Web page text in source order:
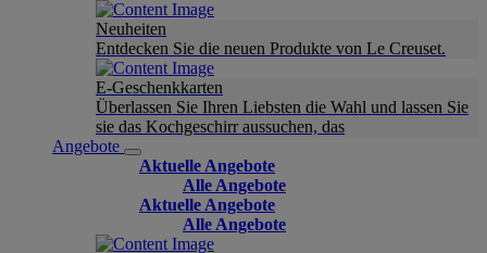
Neuheiten
Entdecken Sie die neuen Produkte von Le Creuset.
E-Geschenkkarten
Überlassen Sie Ihren Liebsten die Wahl und lassen Sie
sie das Kochgeschirr aussuchen, das
Angebote
Aktuelle Angebote
Alle Angebote
Aktuelle Angebote
Alle Angebote